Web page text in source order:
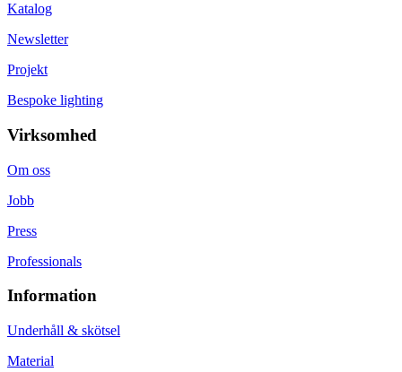
Katalog
Newsletter
Projekt
Bespoke lighting
Virksomhed
Om oss
Jobb
Press
Professionals
Information
Underhåll & skötsel
Material